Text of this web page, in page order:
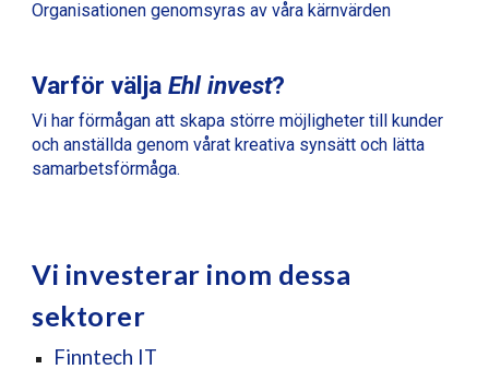
Organisationen genomsyras av våra kärnvärden
Varför väljaEhl invest?
Vi har förmågan att skapa större möjligheter till kunder
och anställda genom vårat kreativa synsätt och lätta
samarbetsförmåga.
Vi investerar inom dessa
sektorer
Finntech IT